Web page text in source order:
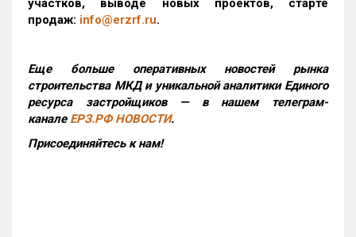
участков, выводе новых проектов, старте
продаж: info@erzrf.ru.
Еще больше оперативных новостей рынка
строительства МКД и уникальной аналитики Единого
ресурса застройщиков — в нашем телеграм-
канале ЕРЗ.РФ НОВОСТИ.
Присоединяйтесь к нам!